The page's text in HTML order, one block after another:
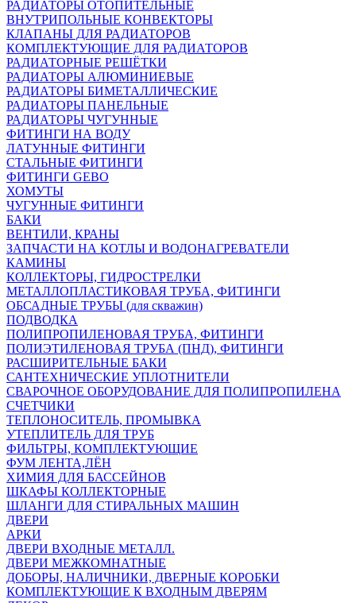
РАДИАТОРЫ ОТОПИТЕЛЬНЫЕ
ВНУТРИПОЛЬНЫЕ КОНВЕКТОРЫ
КЛАПАНЫ ДЛЯ РАДИАТОРОВ
КОМПЛЕКТУЮЩИЕ ДЛЯ РАДИАТОРОВ
РАДИАТОРНЫЕ РЕШЁТКИ
РАДИАТОРЫ АЛЮМИНИЕВЫЕ
РАДИАТОРЫ БИМЕТАЛЛИЧЕСКИЕ
РАДИАТОРЫ ПАНЕЛЬНЫЕ
РАДИАТОРЫ ЧУГУННЫЕ
ФИТИНГИ НА ВОДУ
ЛАТУННЫЕ ФИТИНГИ
СТАЛЬНЫЕ ФИТИНГИ
ФИТИНГИ GEBO
ХОМУТЫ
ЧУГУННЫЕ ФИТИНГИ
БАКИ
ВЕНТИЛИ, КРАНЫ
ЗАПЧАСТИ НА КОТЛЫ И ВОДОНАГРЕВАТЕЛИ
КАМИНЫ
КОЛЛЕКТОРЫ, ГИДРОСТРЕЛКИ
МЕТАЛЛОПЛАСТИКОВАЯ ТРУБА, ФИТИНГИ
ОБСАДНЫЕ ТРУБЫ (для скважин)
ПОДВОДКА
ПОЛИПРОПИЛЕНОВАЯ ТРУБА, ФИТИНГИ
ПОЛИЭТИЛЕНОВАЯ ТРУБА (ПНД), ФИТИНГИ
РАСШИРИТЕЛЬНЫЕ БАКИ
САНТЕХНИЧЕСКИЕ УПЛОТНИТЕЛИ
СВАРОЧНОЕ ОБОРУДОВАНИЕ ДЛЯ ПОЛИПРОПИЛЕНА
СЧЕТЧИКИ
ТЕПЛОНОСИТЕЛЬ, ПРОМЫВКА
УТЕПЛИТЕЛЬ ДЛЯ ТРУБ
ФИЛЬТРЫ, КОМПЛЕКТУЮЩИЕ
ФУМ ЛЕНТА,ЛЁН
ХИМИЯ ДЛЯ БАССЕЙНОВ
ШКАФЫ КОЛЛЕКТОРНЫЕ
ШЛАНГИ ДЛЯ СТИРАЛЬНЫХ МАШИН
ДВЕРИ
АРКИ
ДВЕРИ ВХОДНЫЕ МЕТАЛЛ.
ДВЕРИ МЕЖКОМНАТНЫЕ
ДОБОРЫ, НАЛИЧНИКИ, ДВЕРНЫЕ КОРОБКИ
КОМПЛЕКТУЮЩИЕ К ВХОДНЫМ ДВЕРЯМ